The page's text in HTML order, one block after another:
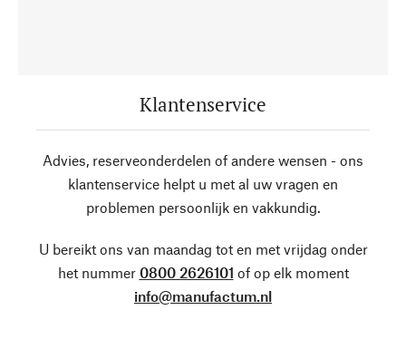
Klantenservice
Advies, reserveonderdelen of andere wensen - ons
klantenservice helpt u met al uw vragen en
problemen persoonlijk en vakkundig.
U bereikt ons van maandag tot en met vrijdag onder
het nummer 0800 2626101 of op elk moment
info@manufactum.nl